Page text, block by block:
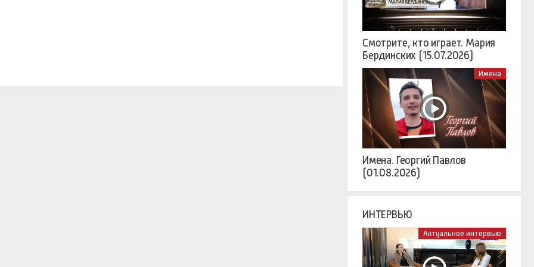
Смотрите, кто играет. Мария
Бердинских (15.07.2026)
Имена
Имена. Георгий Павлов
(01.08.2026)
ИНТЕРВЬЮ
Актуальное интервью